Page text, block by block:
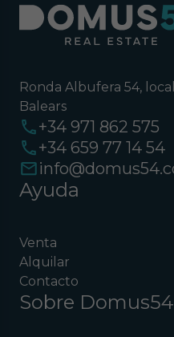
Ronda Albufera 54,
Balears
+34 971 862 575
+34 659 77 14 54
Ayuda
Venta
Alquilar
Contacto
Sobre Domus54